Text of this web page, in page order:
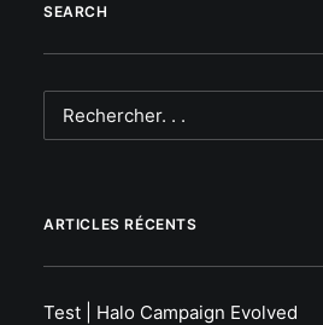
SEARCH
ARTICLES RÉCENTS
Test | Halo Campaign Evolved